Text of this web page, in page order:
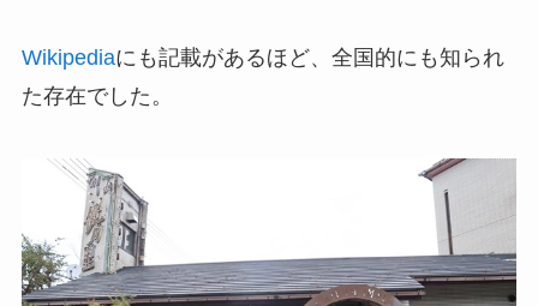
Wikipediaにも記載があるほど、全国的にも知られ
た存在でした。